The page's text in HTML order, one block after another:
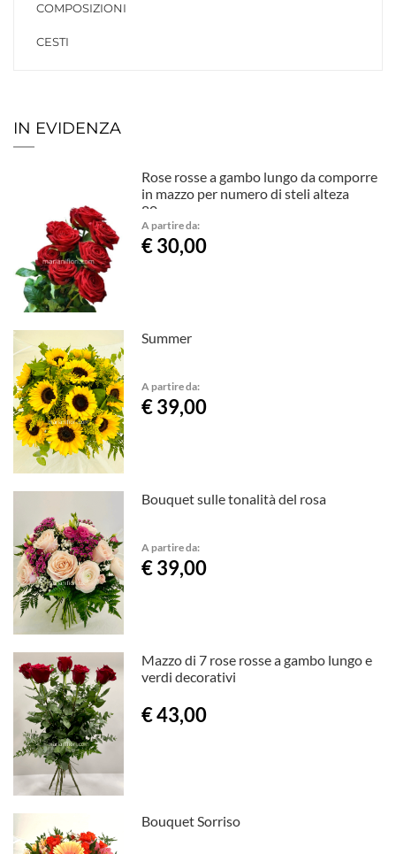
COMPOSIZIONI
CESTI
IN EVIDENZA
Rose rosse a gambo lungo da comporre
in mazzo per numero di steli alteza
80cm
A partire da:
€ 30,00
Summer
A partire da:
€ 39,00
Bouquet sulle tonalità del rosa
A partire da:
€ 39,00
Mazzo di 7 rose rosse a gambo lungo e
verdi decorativi
€ 43,00
Bouquet Sorriso